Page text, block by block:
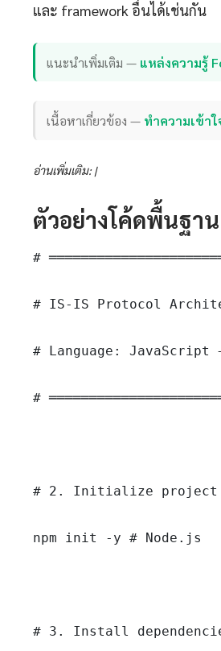
และ framework อื่นได้เช่นกัน
แนะนำเพิ่มเติม — แหล่งความรู้
เนื้อหาเกี่ยวข้อง — ทำความเข้า
อ่านเพิ่มเติม: |
ตัวอย่างโค้ดพื้นฐาน
#
# IS-IS Protocol
# Language: JavaScript
#
# 2. Initialize project
npm init -y # Node.js
# 3. Install